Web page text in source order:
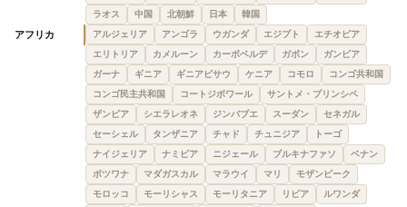
ラオス
中国 北朝鮮 日本 韓国
アフリカ アルジェリア アンゴラ ウガンダ エジプト
エチオピア
エリトリア
カメルーン カーボベルデ ガボン
ガンビア
ガーナ
ギニア ギニアビサウ ケニア コモロ
コンゴ共和国
コンゴ民主共和国
コートジボワール
サントメ・プリンシペ
ザンビア
シエラレオネ ジンバブエ スーダン
セネガル
セーシェル
タンザニア チャド チュニジア
トーゴ
ナイジェリア
ナミビア ニジェール ブルキナファソ
ベナン
ボツワナ
マダガスカル マラウイ マリ
モザンビーク
モロッコ
モーリシャス モーリタニア リビア
ルワンダ